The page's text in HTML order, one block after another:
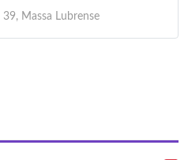
Massa Lubrense